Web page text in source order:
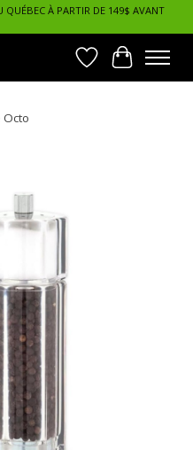
QUÉBEC À PARTIR DE 149$ AVANT
Liste dePanier
Items